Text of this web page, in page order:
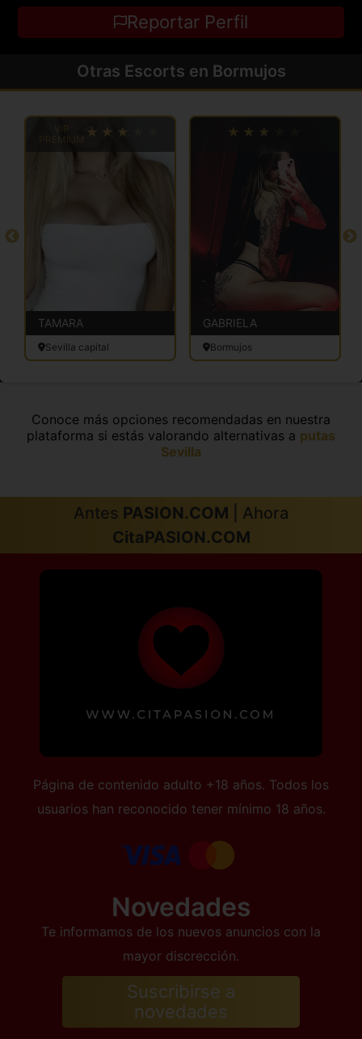
Reportar Perfil
Otras Escorts en Bormujos
TAMARA
Sevilla capital
PREMIUM
GABRIELA
Bormujos
Conoce más opciones recomendadas en nuestra
plataforma si estás valorando alternativas a putas
Sevilla
Antes PASION.COM | Ahora
CitaPASION.COM
Página de contenido adulto +18 años. Todos los
usuarios han reconocido tener mínimo 18 años.
Novedades
Te informamos de los nuevos anuncios con la
mayor discrección.
Suscribirse a
novedades